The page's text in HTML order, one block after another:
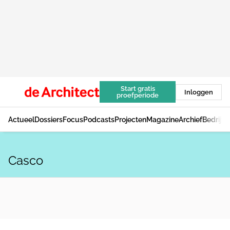
Start gratis
proefperiode
Inloggen
ActueelDossiersFocusPodcastsProjectenMagazineArchief
Casco